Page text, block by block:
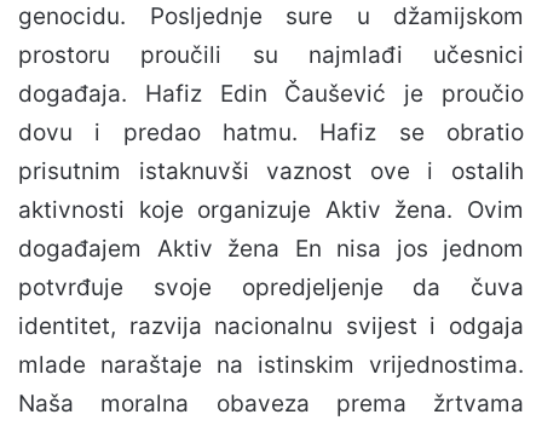
genocidu. Posljednje sure u džamijskom
prostoru proučili su najmlađi učesnici
događaja. Hafiz Edin Čaušević je proučio
dovu i predao hatmu. Hafiz se obratio
prisutnim istaknuvši vaznost ove i ostalih
aktivnosti koje organizuje Aktiv žena. Ovim
događajem Aktiv žena En nisa jos jednom
potvrđuje svoje opredjeljenje da čuva
identitet, razvija nacionalnu svijest i odgaja
mlade naraštaje na istinskim vrijednostima.
Naša moralna obaveza prema žrtvama